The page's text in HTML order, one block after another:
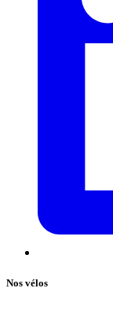
Nos vélos